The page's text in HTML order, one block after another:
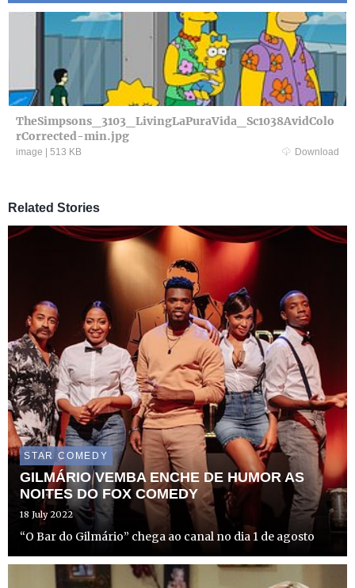
TheSimpsons_3103_LivingLaPuraVida_Sc1038AvidColo
rCorrected-min.jpg
image | 513 KB Download
Related Stories
STAR COMEDY
GILMÁRIO VEMBA ENCHE DE HUMOR AS
NOITES DO FOX COMEDY
18 July 2022
“O Bar do Gilmário” chega ao canal no dia 1 de agosto